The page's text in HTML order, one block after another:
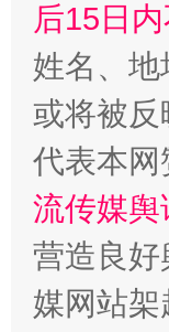
网上
后15日
姓名、
或将被
代表本
流传媒舆
营造良
媒网站